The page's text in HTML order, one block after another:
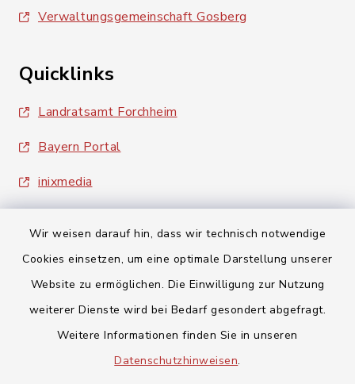
Wir weisen darauf hin, dass wir technisch notwendige
Cookies einsetzen, um eine optimale Darstellung unserer
Website zu ermöglichen. Die Einwilligung zur Nutzung
weiterer Dienste wird bei Bedarf gesondert abgefragt.
Weitere Informationen finden Sie in unseren
Datenschutzhinweisen.
Verwaltungsgemeinschaft Gosberg
Quicklinks
Landratsamt Forchheim
Bayern Portal
inixmedia
Barrierefreiheit